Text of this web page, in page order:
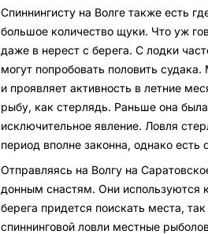
Спиннингисту на Волге также есть
большое количество щуки. Что уж
даже в нерест с берега. С лодки
могут попробовать половить
и проявляет активность в летние
рыбу, как стерлядь. Раньше она
исключительное явление. Ловля
период вполне законна, однако
Отправляясь на Волгу на
донным снастям. Они используются
берега придется поискать места,
спиннинговой ловли местные